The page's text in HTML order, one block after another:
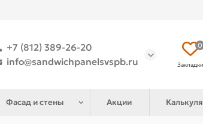
+7 (812) 389-26-20
info@sandwichpanelsvspb.ru
0
Закладки
Фасад и стены Акции